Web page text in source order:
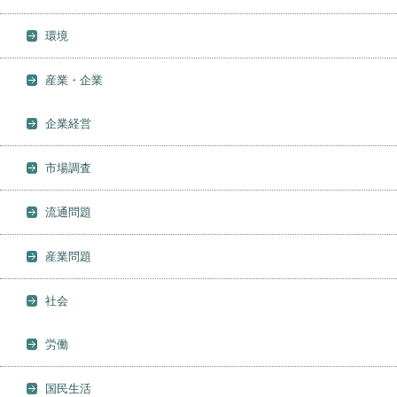
環境
産業・企業
企業経営
市場調査
流通問題
産業問題
社会
労働
国民生活